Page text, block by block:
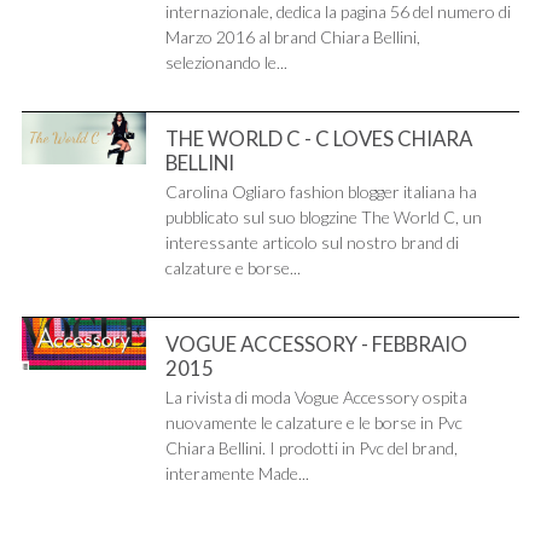
internazionale, dedica la pagina 56 del numero di
Marzo 2016 al brand Chiara Bellini,
selezionando le...
THE WORLD C - C LOVES CHIARA
BELLINI
Carolina Ogliaro fashion blogger italiana ha
pubblicato sul suo blogzine The World C, un
interessante articolo sul nostro brand di
calzature e borse...
VOGUE ACCESSORY - FEBBRAIO
2015
La rivista di moda Vogue Accessory ospita
nuovamente le calzature e le borse in Pvc
Chiara Bellini. I prodotti in Pvc del brand,
interamente Made...